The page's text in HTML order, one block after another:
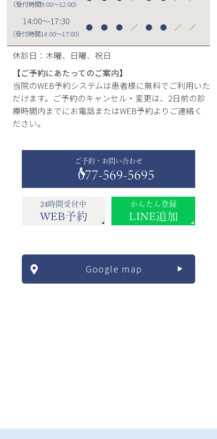
（受付時間9:00～12:00）
14:00～17:30
（受付時間14:00～17:00）
● ● ● ／ ● ● ／ ／
休診日：木曜、日曜、祝日
【ご予約にあたってのご案内】
当院のWEB予約システムは患者様に無料でご利用いた
だけます。ご予約のキャンセル・変更は、2日前の診
療時間内までにお電話またはWEB予約よりご連絡く
ださい。
ご予約・お問い合わせ
077-569-5695
24時間受付中
WEB予約
かんたん登録
LINE追加
Google map